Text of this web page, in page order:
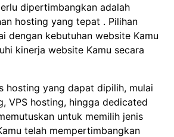
dipertimbangkan adalah
hosting yang tepat . Pilihan
dengan kebutuhan website Kamu
kinerja website Kamu secara
hosting yang dapat dipilih, mulai
VPS hosting, hingga dedicated
untuk memilih jenis
telah mempertimbangkan